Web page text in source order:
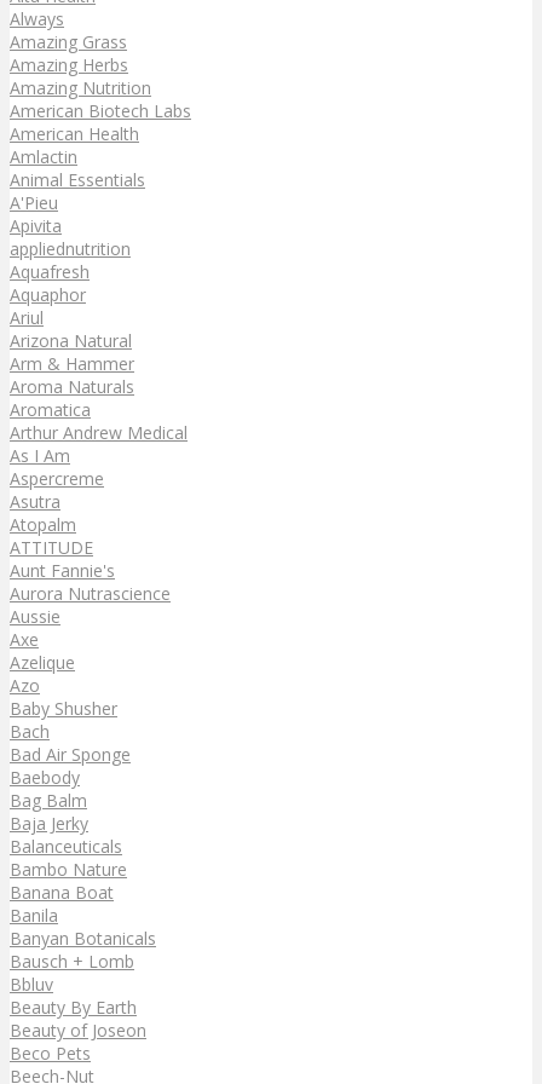
Always
Amazing Grass
Amazing Herbs
Amazing Nutrition
American Biotech Labs
American Health
Amlactin
Animal Essentials
A'Pieu
Apivita
appliednutrition
Aquafresh
Aquaphor
Ariul
Arizona Natural
Arm & Hammer
Aroma Naturals
Aromatica
Arthur Andrew Medical
As I Am
Aspercreme
Asutra
Atopalm
ATTITUDE
Aunt Fannie's
Aurora Nutrascience
Aussie
Axe
Azelique
Azo
Baby Shusher
Bach
Bad Air Sponge
Baebody
Bag Balm
Baja Jerky
Balanceuticals
Bambo Nature
Banana Boat
Banila
Banyan Botanicals
Bausch + Lomb
Bbluv
Beauty By Earth
Beauty of Joseon
Beco Pets
Beech-Nut